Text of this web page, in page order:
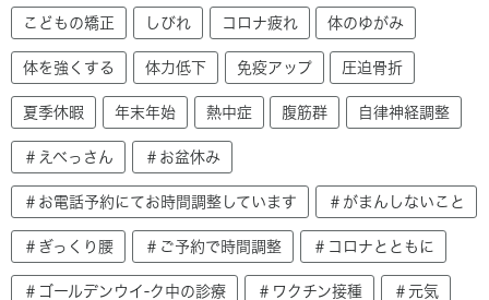
こどもの矯正 しびれ コロナ疲れ 体のゆがみ
体を強くする 体力低下 免疫アップ 圧迫骨折
夏季休暇 年末年始 熱中症 腹筋群 自律神経調整
＃えべっさん ＃お盆休み
＃お電話予約にてお時間調整しています ＃がまんしないこと
＃ぎっくり腰 ＃ご予約で時間調整 ＃コロナとともに
＃ゴールデンウイ-ク中の診療 ＃ワクチン接種 ＃元気